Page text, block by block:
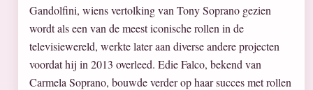
Gandolfini, wiens vertolking van Tony Soprano gezien
wordt als een van de meest iconische rollen in de
televisiewereld, werkte later aan diverse andere projecten
voordat hij in 2013 overleed. Edie Falco, bekend van
Carmela Soprano, bouwde verder op haar succes met rollen